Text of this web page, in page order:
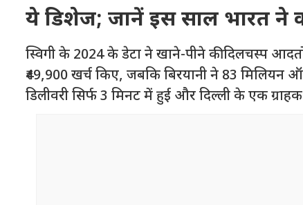
ये डिशेज; जानें इस साल भारत ने
स्विगी के 2024 के डेटा ने खाने-पीने की दिलचस्प
₹49,900 खर्च किए, जबकि बिरयानी ने 83 मिलियन
डिलीवरी सिर्फ 3 मिनट में हुई और दिल्ली के एक